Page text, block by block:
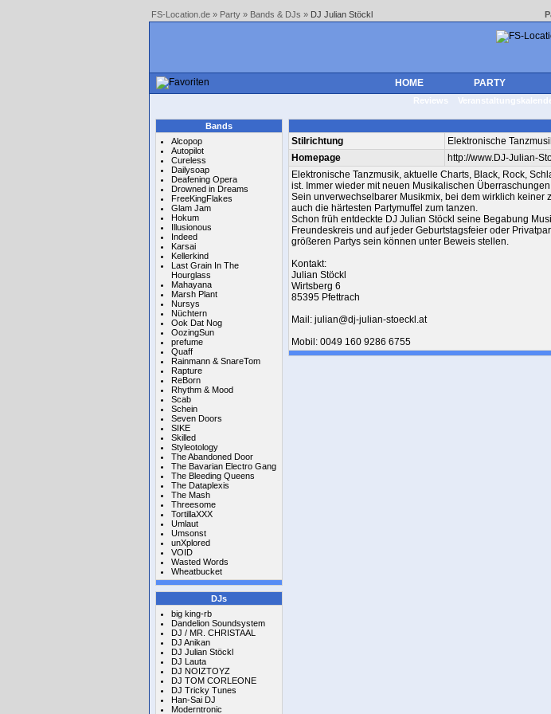
FS-Location.de » Party » Bands & DJs » DJ Julian Stöckl
HOME PARTY
Reviews
Bands
Alcopop
Autopilot
Cureless
Dailysoap
Deafening Opera
Drowned in Dreams
FreeKingFlakes
Glam Jam
Hokum
Illusionous
Indeed
Karsai
Kellerkind
Last Grain In The
Hourglass
Mahayana
Marsh Plant
Nursys
Nüchtern
Ook Dat Nog
OozingSun
prefume
Quaff
Rainmann & SnareTom
Rapture
ReBorn
Rhythm & Mood
Scab
Schein
Seven Doors
SIKE
Skilled
Styleotology
The Abandoned Door
The Bavarian Electro Gang
The Bleeding Queens
The Dataplexis
The Mash
Threesome
TortillaXXX
Umlaut
Umsonst
unXplored
VOID
Wasted Words
Wheatbucket
DJs
big king-rb
Dandelion Soundsystem
DJ / MR. CHRISTAAL
DJ Anikan
DJ Julian Stöckl
DJ Lauta
DJ NOIZTOYZ
DJ TOM CORLEONE
DJ Tricky Tunes
Han-Sai DJ
Moderntronic
Stilrichtung
Elektronische
Homepage
http://www.DJ-Julian-
Elektronische Tanzmusik, aktuelle Charts, Black, Rock,
ist. Immer wieder mit neuen Musikalischen
Sein unverwechselbarer Musikmix, bei dem wirklich
auch die härtesten Partymuffel zum tanzen.
Schon früh entdeckte DJ Julian Stöckl seine Begabung
Freundeskreis und auf jeder Geburtstagsfeier oder
größeren Partys sein können unter Beweis stellen.
Kontakt:
Julian Stöckl
Wirtsberg 6
85395 Pfettrach
Mail: julian@dj-julian-stoeckl.at
Mobil: 0049 160 9286 6755